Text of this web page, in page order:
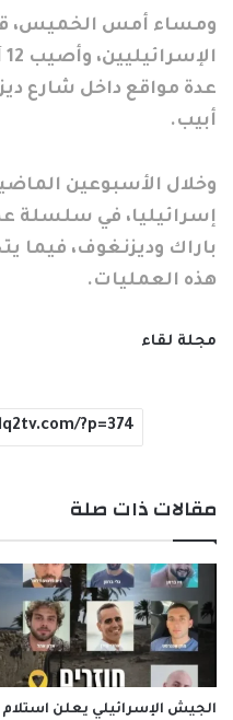
ومساء أمس الخميس،
عدة مواقع داخل شارع
أبيب.
إسرائيليا، في سلسلة
باراك وديزنغوف، فيما
هذه العمليات.
مجلة لقاء
مقالات ذات صلة
الجيش الإسرائيلي يعلن استلام